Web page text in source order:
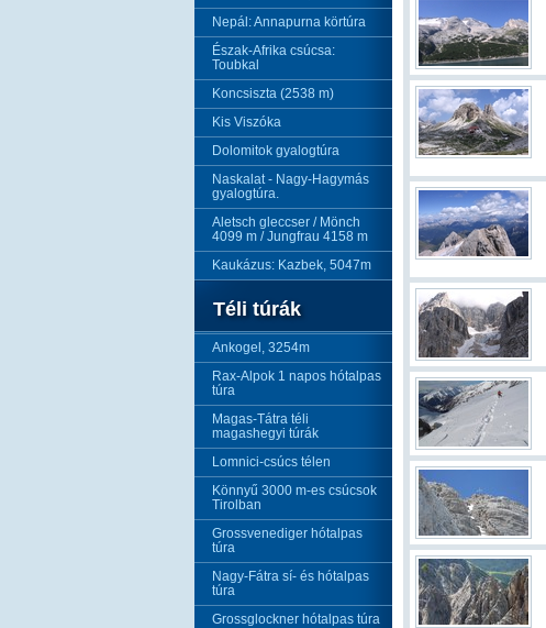
Nepál: Annapurna körtúra
Észak-Afrika csúcsa:
Toubkal
Koncsiszta (2538 m)
Kis Viszóka
Dolomitok gyalogtúra
Naskalat - Nagy-Hagymás
gyalogtúra.
Aletsch gleccser / Mönch
4099 m / Jungfrau 4158 m
Kaukázus: Kazbek, 5047m
Téli túrák
Ankogel, 3254m
Rax-Alpok 1 napos hótalpas
túra
Magas-Tátra téli
magashegyi túrák
Lomnici-csúcs télen
Könnyű 3000 m-es csúcsok
Tirolban
Grossvenediger hótalpas
túra
Nagy-Fátra sí- és hótalpas
túra
Grossglockner hótalpas túra